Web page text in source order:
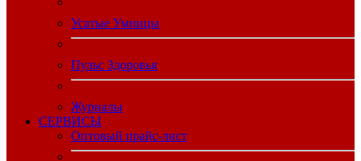
Усатые Умницы
Пульс Здоровья
Журналы
CЕРВИСЫ
Оптовый прайс-лист